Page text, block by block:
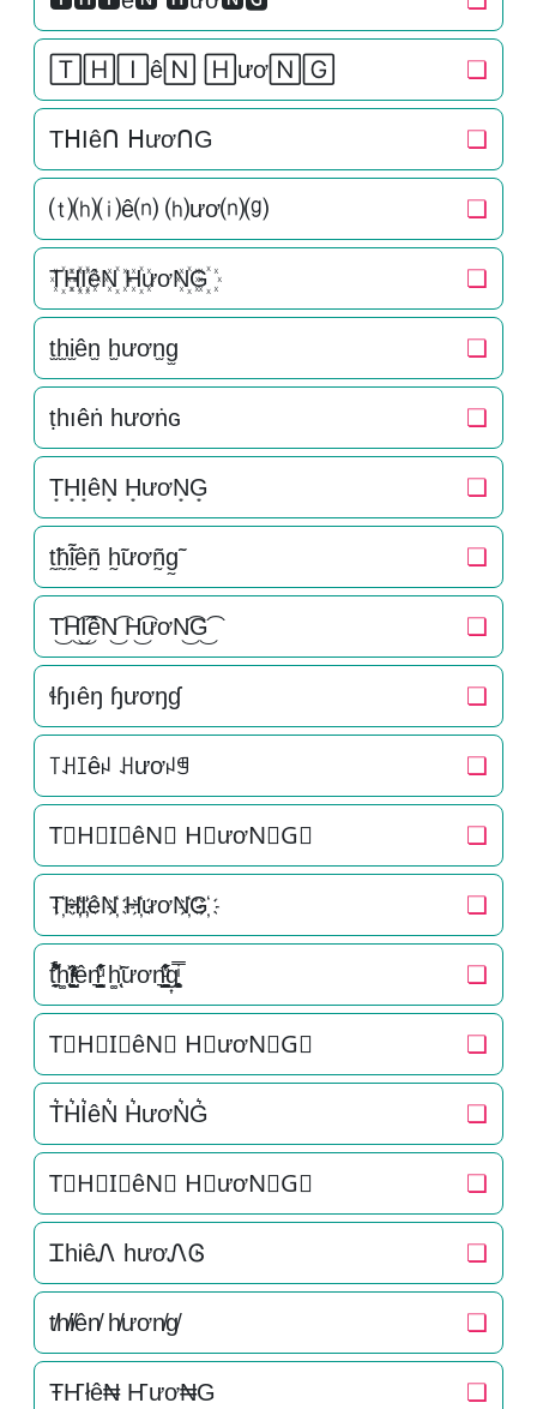
🅃🄷🄸ê🄽 🄷ươ🄽🄶 ❏
TᕼIêᑎ ᕼươᑎG ❏
⒯⒣⒤ê⒩ ⒣ươ⒩⒢ ❏
T꙰H꙰I꙰êN꙰ H꙰ươN꙰G꙰ ❏
t̫h̫i̫ên̫ h̫ươn̫g̫ ❏
ṭһıêṅ һươṅɢ ❏
T͙H͙I͙êN͙ H͙ươN͙G͙ ❏
t̰̃h̰̃ḭ̃êñ̰ h̰̃ươñ̰g̰̃ ❏
T͜͡H͜͡I͜͡êN͜͡ H͜͡ươN͜͡G͜͡ ❏
ɬɧıêŋ ɧươŋɠ ❏
꓄ꃅꀤêꈤ ꃅươꈤꁅ ❏
T⃟H⃟I⃟êN⃟ H⃟ươN⃟G⃟ ❏
T҉H҉I҉êN҉ H҉ươN҉G҉ ❏
t̘̟̼̉̈́͐͋͌̊h͚̖̜̍̃͐i̞̟̫̺ͭ̒ͭͣên͉̠̙͉̗̺̋̋̔ͧ̊ h͚̖̜̍̃͐ươn͉̠̙͉̗̺̋̋̔ͧ̊g͎͚̥͎͔͕ͥ̿ ❏
T⃗H⃗I⃗êN⃗ H⃗ươN⃗G⃗ ❏
T͛H͛I͛êN͛ H͛ươN͛G͛ ❏
T⃒H⃒I⃒êN⃒ H⃒ươN⃒G⃒ ❏
ᏆhᎥêᏁ hươᏁᎶ ❏
t̸h̸i̸ên̸ h̸ươn̸g̸ ❏
ŦҤłê₦ Ҥươ₦G ❏